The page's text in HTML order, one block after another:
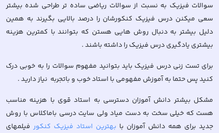
سوالات فیزیک به نسبت از سوالات ریاضی ساده تر طراحی شده بیشتر
سعی میکنن درس فیزیک کنکورشان را درصد بالایی بگیرند به همین
دلیل بیشتر به دنبال روش هایی هستن که بتوانند با کمترین هزینه
بیشتری یادگیری درس فیزیک را داشته باشند .
برای تست زنی درس فیزیک باید بتوانید مفهوم سوالات را به خوبی درک
کنید پس حتما به آموزش مفهومی با استاد خوب و باتجربه نیاز دارید .
مشکل بیشتر دانش آموزان دسترسی به استاد قوی با هزینه مناسب
هست که خیلی سخت به دست میاد ولی سایت درسی باماکلاس با روش
جدید برای همه دانش آموزان با بهترین استاد فیزیک کنکور فیلمهای